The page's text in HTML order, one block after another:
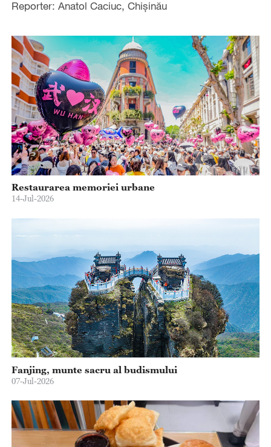
Reporter: Anatol Caciuc, Chișinău
Restaurarea memoriei urbane
14-Jul-2026
Fanjing, munte sacru al budismului
07-Jul-2026